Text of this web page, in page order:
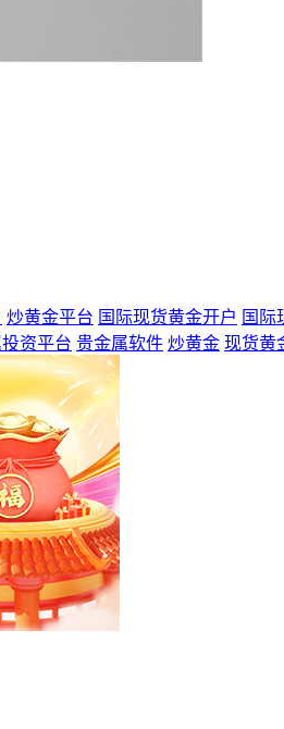
炒黄金平台 国际现货黄金开户 国际
资平台 贵金属软件 炒黄金 现货黄